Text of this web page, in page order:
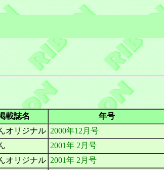
載誌名 年号
オリジナル 2000年12月号
2001年 2月号
オリジナル 2001年 2月号